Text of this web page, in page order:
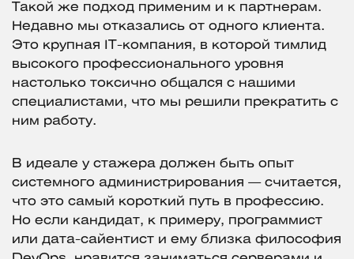
Такой же подход применим и к партнерам.
Недавно мы отказались от одного клиента.
Это крупная IТ-компания, в которой тимлид
высокого профессионального уровня
настолько токсично общался с нашими
специалистами, что мы решили прекратить с
ним работу.
В идеале у стажера должен быть опыт
системного администрирования — считается,
что это самый короткий путь в профессию.
Но если кандидат, к примеру, программист
или дата-сайентист и ему близка философия